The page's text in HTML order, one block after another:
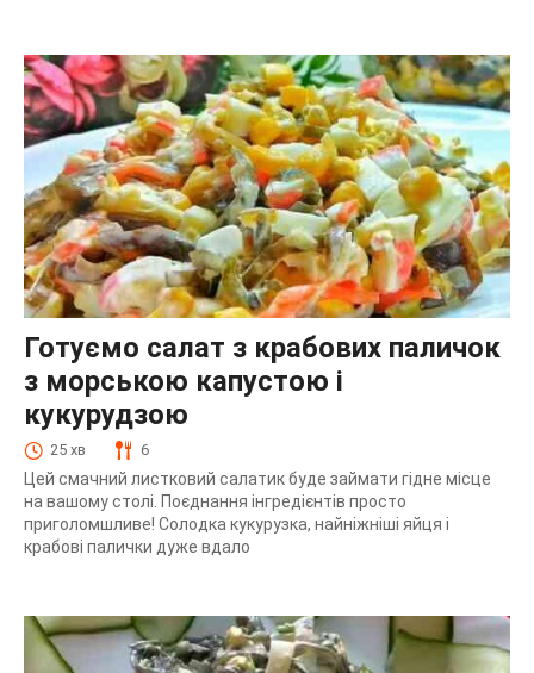
Готуємо салат з крабових паличок
з морською капустою і
кукурудзою
25 хв 6
Цей смачний листковий салатик буде займати гідне місце
на вашому столі. Поєднання інгредієнтів просто
приголомшливе! Солодка кукурузка, найніжніші яйця і
крабові палички дуже вдало